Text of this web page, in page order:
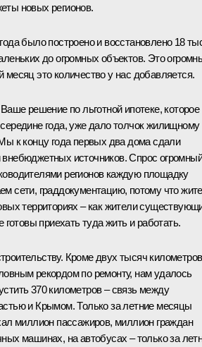
новых регионов.
было построено и восстановлено 18
до огромных объектов. Это
это количество у нас добавляется.
решение по льготной ипотеке, которое
года, уже дало толчок жилищному
к концу года первых два дома сдали
источников. Спрос
регионов каждую площадку
сети, граддокументацию, потому что
территориях – как жители
готовы приехать туда жить и работать.
Кроме двух тысяч
рекордом по ремонту, нам удалось
370 километров – связь между
и Крымом. Только за летние месяцы
миллион пассажиров, миллион граждан
машинах, на автобусах – только за